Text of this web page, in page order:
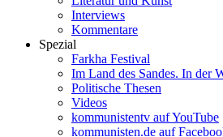
Interviews
Kommentare
Spezial
Farkha Festival
Im Land des Sandes. In der
Politische Thesen
Videos
kommunistentv auf YouTube
kommunisten.de auf